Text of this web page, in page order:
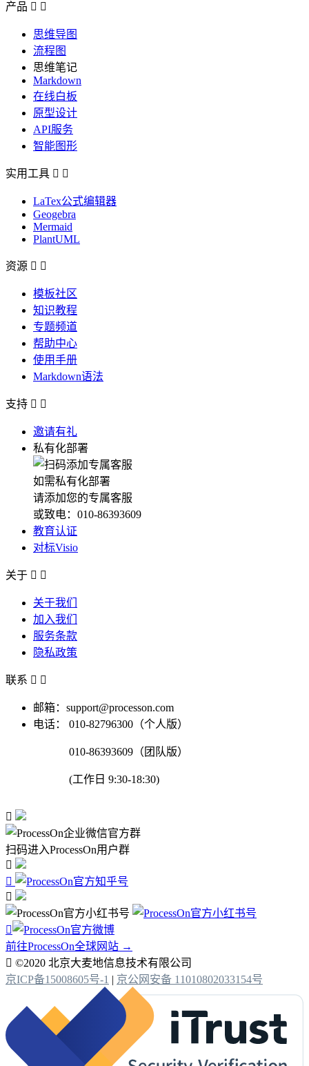
产品  
思维导图
流程图
思维笔记
Markdown
在线白板
原型设计
API服务
智能图形
实用工具  
LaTex公式编辑器
Geogebra
Mermaid
PlantUML
资源  
模板社区
知识教程
专题频道
帮助中心
使用手册
Markdown语法
支持  
邀请有礼
私有化部署
如需私有化部署
请添加您的专属客服
或致电：010-86393609
教育认证
对标Visio
关于  
关于我们
加入我们
服务条款
隐私政策
联系  
邮箱：support@processon.com
电话：
010-82796300（个人版）
010-86393609（团队版）
(工作日 9:30-18:30)

扫码进入ProcessOn用户群




前往ProcessOn全球网站 →
 ©2020 北京大麦地信息技术有限公司
京ICP备15008605号-1 | 京公网安备 11010802033154号